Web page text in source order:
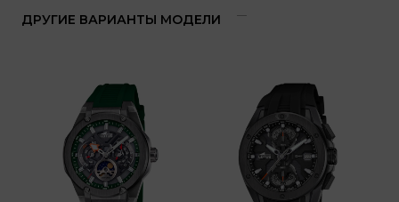
ДРУГИЕ ВАРИАНТЫ МОДЕЛИ